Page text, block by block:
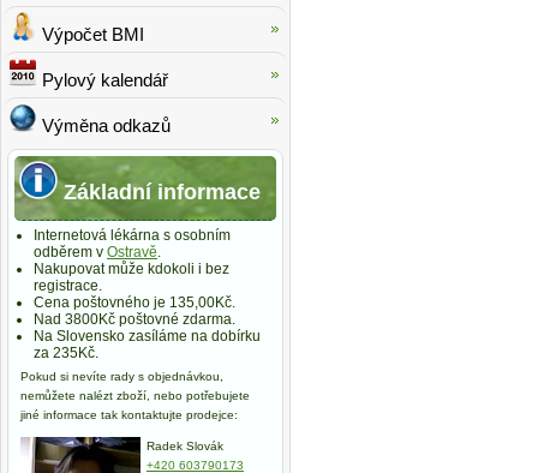
Výpočet BMI
Pylový kalendář
Výměna odkazů
Základní informace
Internetová lékárna s osobním
odběrem v Ostravě.
Nakupovat může kdokoli i bez
registrace.
Cena poštovného je 135,00Kč.
Nad 3800Kč poštovné zdarma.
Na Slovensko zasíláme na dobírku
za 235Kč.
Pokud si nevíte rady s objednávkou,
nemůžete nalézt zboží, nebo potřebujete
jiné informace tak kontaktujte prodejce:
Radek Slovák
+420 603790173